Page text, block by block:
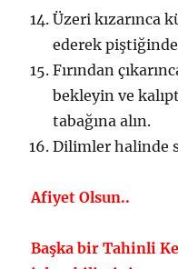
Üzeri kızarınca
ederek
Fırından
bekleyin ve
tabağına alın.
Dilimler halinde
Afiyet Olsun..
Başka bir Tahinli